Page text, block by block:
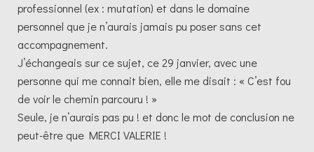
professionnel (ex : mutation) et dans le domaine
personnel que je n’aurais jamais pu poser sans cet
accompagnement.
J’échangeais sur ce sujet, ce 29 janvier, avec une
personne qui me connait bien, elle me disait : « C’est fou
de voir le chemin parcouru ! »
Seule, je n’aurais pas pu ! et donc le mot de conclusion ne
peut-être que MERCI VALERIE !